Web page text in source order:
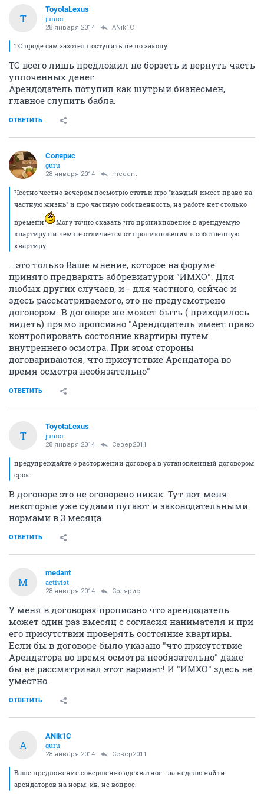
T
ToyotaLexus
junior
28 января 2014 ANik1C
ТС вроде сам захотел поступить не по закону.
ТС всего лишь предложил не борзеть и вернуть часть
уплоченных денег.
Арендодатель потупил как шутрый бизнесмен,
главное слупить бабла.
ОТВЕТИТЬ
Солярис
guru
28 января 2014 medant
Честно честно вечером посмотрю статьи про "каждый имеет право на
частную жизнь" и про частную собственность, на работе нет столько
времени
Могу точно сказать что проникновение в арендуемую
квартиру ни чем не отличается от проникновения в собственную
квартиру.
...это только Ваше мнение, которое на форуме
принято предварять аббревиатурой "ИМХО". Для
любых других случаев, и - для частного, сейчас и
здесь рассматриваемого, это не предусмотрено
договором. В договоре же может быть ( приходилось
видеть) прямо пропсиано "Арендодатель имеет право
контролировать состояние квартиры путем
внутреннего осмотра. При этом стороны
договариваются, что присутствие Арендатора во
время осмотра необязательно"
ОТВЕТИТЬ
T
ToyotaLexus
junior
28 января 2014 Север2011
предупреждайте о расторжении договора в установленный договором
срок.
В договоре это не оговорено никак. Тут вот меня
некоторые уже судами пугают и законодательными
нормами в 3 месяца.
ОТВЕТИТЬ
M
medant
activist
28 января 2014 Солярис
У меня в договорах прописано что арендодатель
может один раз вмесяц с согласия нанимателя и при
его присутствии проверять состояние квартиры.
Если бы в договоре было указано "что присутствие
Арендатора во время осмотра необязательно" даже
бы не рассматривал этот вариант! И "ИМХО" здесь не
уместно.
ОТВЕТИТЬ
A
ANik1C
guru
28 января 2014 Север2011
Ваше предложение совершенно адекватное - за неделю найти
арендаторов на норм. кв. не вопрос.